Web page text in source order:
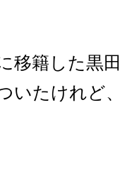
移籍した黒
いたけれど